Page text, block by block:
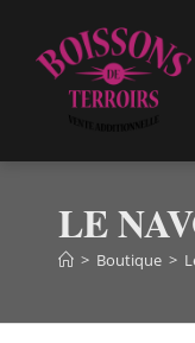
LE
> Boutique >